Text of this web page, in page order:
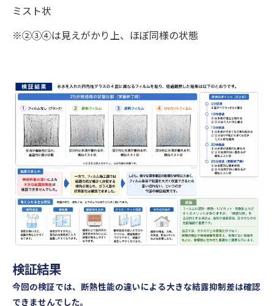
ミスト状
※②③④は見えがかり上、ほぼ同様の状態
検証結果
今回の検証では、断熱性能の違いによる大きな結露抑制差は確認
できませんでした。
お問い合わせはこちら